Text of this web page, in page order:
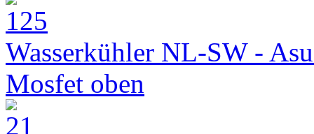
Wasserkühler NL-SW -
Mosfet oben